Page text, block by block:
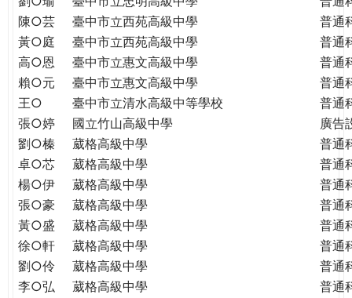
民。
WAGOR
TODAY
THE
WORLD
TOMORROW
PUTTING
YOU
ON
THE
PATH
陳○芸
臺中市立西苑高級中學
普通
黃○庭
臺中市立西苑高級中學
普通
高○恩
臺中市立惠文高級中學
普通
賴○元
臺中市立惠文高級中學
普通
王○
臺中市立清水高級中等學校
普通
張○婷
國立竹山高級中學
廣告
劉○榛
葳格高級中學
普通
卓○芯
葳格高級中學
普通
楊○伊
葳格高級中學
普通
張○豪
葳格高級中學
普通
黃○盛
葳格高級中學
普通
徐○軒
葳格高級中學
普通
劉○伶
葳格高級中學
普通
李○弘
葳格高級中學
普通